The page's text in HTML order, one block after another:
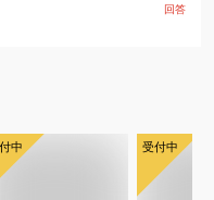
回答
中 受付中